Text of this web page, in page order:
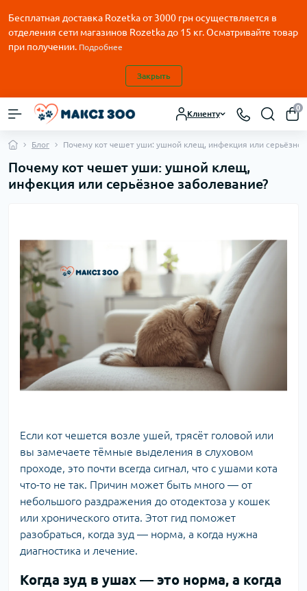
Бесплатная доставка Rozetka от3000 грн осуществляется в
отделения сети магазинов Rozetka до 15 кг. Осматривайте товар
при получении. Подробнее
Закрыть
Клиенту
0
Блог Почему кот чешет уши: ушной клещ, инфекция или серьёзное
Почему кот чешет уши: ушной клещ,
инфекция или серьёзное заболевание?
Если кот чешется возле ушей, трясёт головой или
вы замечаете тёмные выделения в слуховом
проходе, это почти всегда сигнал, что с ушами кота
что-то не так. Причин может быть много — от
небольшого раздражения до отодектоза у кошек
или хронического отита. Этот гид поможет
разобраться, когда зуд — норма, а когда нужна
диагностика и лечение.
Когда зуд в ушах — это норма, а когда